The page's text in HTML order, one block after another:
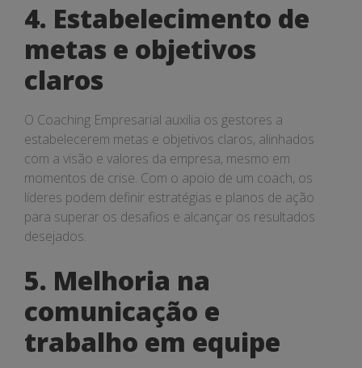
4. Estabelecimento de
metas e objetivos
claros
O Coaching Empresarial auxilia os gestores a
estabelecerem metas e objetivos claros, alinhados
com a visão e valores da empresa, mesmo em
momentos de crise. Com o apoio de um coach, os
líderes podem definir estratégias e planos de ação
para superar os desafios e alcançar os resultados
desejados.
5. Melhoria na
comunicação e
trabalho em equipe